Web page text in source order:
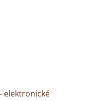
elektronické